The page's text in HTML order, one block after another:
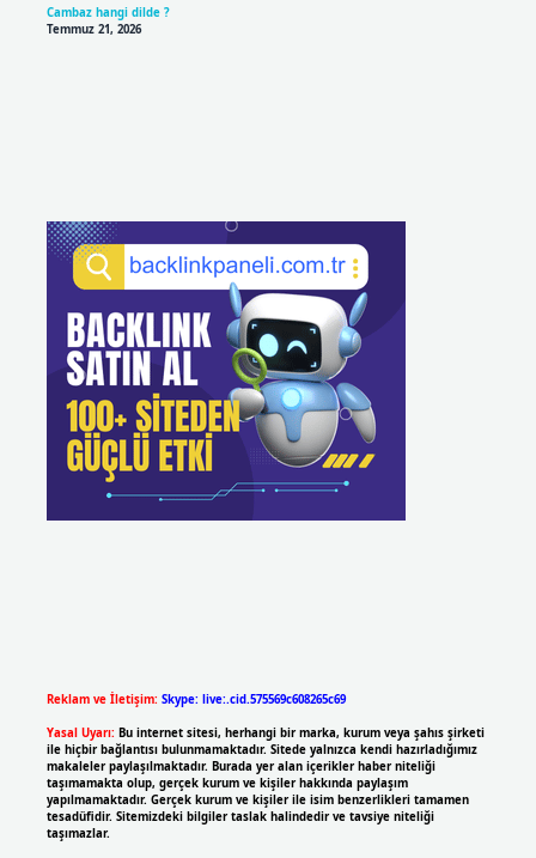
Cambaz hangi dilde ?
Temmuz 21, 2026
Reklam ve İletişim: Skype: live:.cid.575569c608265c69
Yasal Uyarı: Bu internet sitesi, herhangi bir marka, kurum veya şahıs şirketi
ile hiçbir bağlantısı bulunmamaktadır. Sitede yalnızca kendi hazırladığımız
makaleler paylaşılmaktadır. Burada yer alan içerikler haber niteliği
taşımamakta olup, gerçek kurum ve kişiler hakkında paylaşım
yapılmamaktadır. Gerçek kurum ve kişiler ile isim benzerlikleri tamamen
tesadüfidir. Sitemizdeki bilgiler taslak halindedir ve tavsiye niteliği
taşımazlar.